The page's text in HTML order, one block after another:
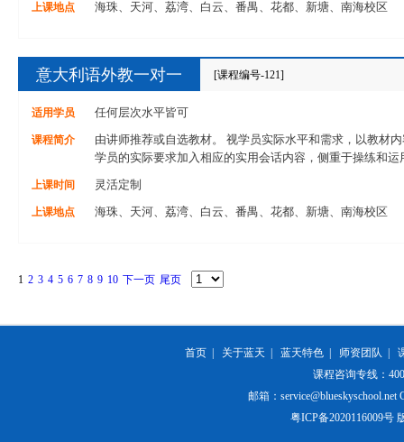
上课地点 海珠、天河、荔湾、白云、番禺、花都、新塘、南海校区
意大利语外教一对一 [课程编号-121]
适用学员 任何层次水平皆可
课程简介
由讲师推荐或自选教材。 视学员实际水平和需求，以教材
学员的实际要求加入相应的实用会话内容，侧重于操练和运
上课时间 灵活定制
上课地点 海珠、天河、荔湾、白云、番禺、花都、新塘、南海校区
1 2 3 4 5 6 7 8 9 10 下一页 尾页
首页 关于蓝天 蓝天特色 师资团队
课程咨询专线：
邮箱：service@blueskyschool.net
粤ICP备2020116009号